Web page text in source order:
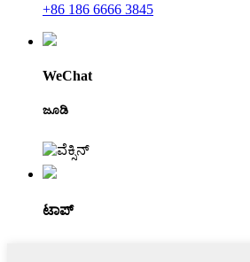
+86 186 6666 3845
WeChat
ಜೂಡಿ
ಟಾಪ್